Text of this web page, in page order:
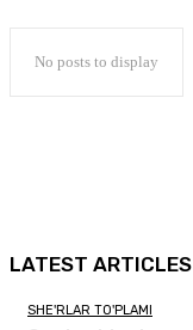
No posts to display
LATEST ARTICLES
SHE'RLAR TO'PLAMI